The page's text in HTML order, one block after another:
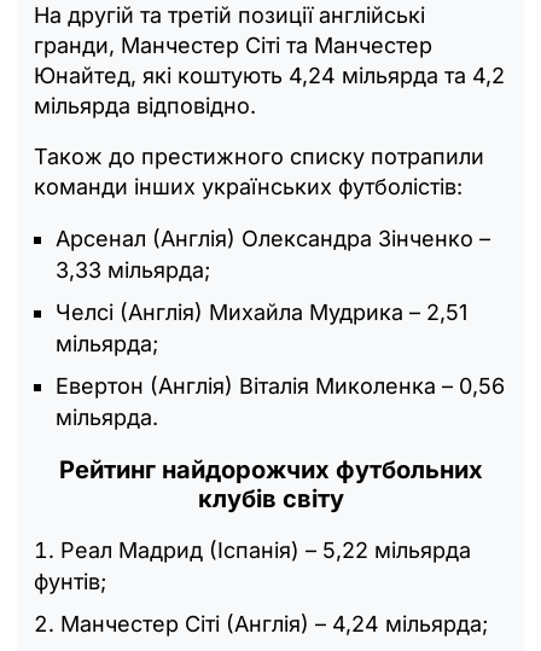
На другій та третій позиції англійські
гранди, Манчестер Сіті та Манчестер
Юнайтед, які коштують 4,24 мільярда та 4,2
мільярда відповідно.
Також до престижного списку потрапили
команди інших українських футболістів:
Арсенал (Англія) Олександра Зінченко –
3,33 мільярда;
Челсі (Англія) Михайла Мудрика – 2,51
мільярда;
Евертон (Англія) Віталія Миколенка – 0,56
мільярда.
Рейтинг найдорожчих футбольних
клубів світу
Реал Мадрид (Іспанія) – 5,22 мільярда
фунтів;
Манчестер Сіті (Англія) – 4,24 мільярда;